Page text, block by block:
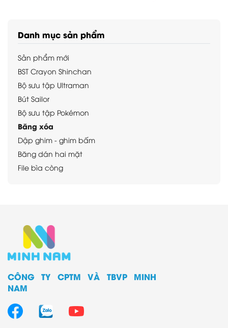
Danh mục sản phẩm
Sản phẩm mới
BST Crayon Shinchan
Bộ sưu tập Ultraman
Bút Sailor
Bộ sưu tập Pokémon
Băng xóa
Dập ghim - ghim bấm
Băng dán hai mặt
File bìa còng
Sản phẩm học sinh
Sản phẩm dụng cụ văn phòng khác
Sản phẩm phiên bản giới hạn
CÔNG TY CPTM VÀ TBVP MINH
NAM